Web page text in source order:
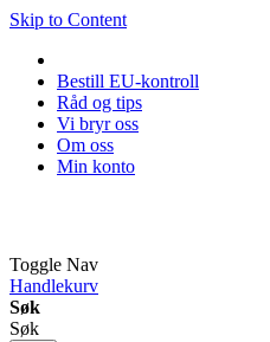
Skip to Content
Bestill EU-kontroll
Råd og tips
Vi bryr oss
Om oss
Min konto
Toggle Nav
Handlekurv
Søk
Søk